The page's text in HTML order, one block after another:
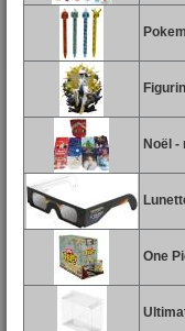
Noël
One